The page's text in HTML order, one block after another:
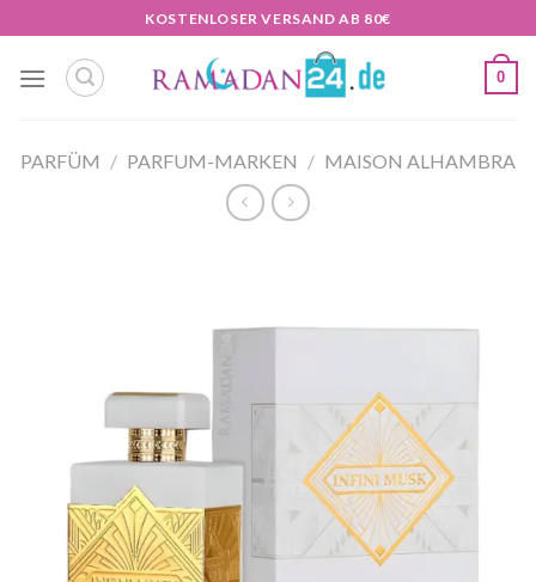
Inhalt
springen
KOSTENLOSER VERSAND AB 80€
0
PARFÜM / PARFUM-MARKEN / MAISON ALHAMBRA